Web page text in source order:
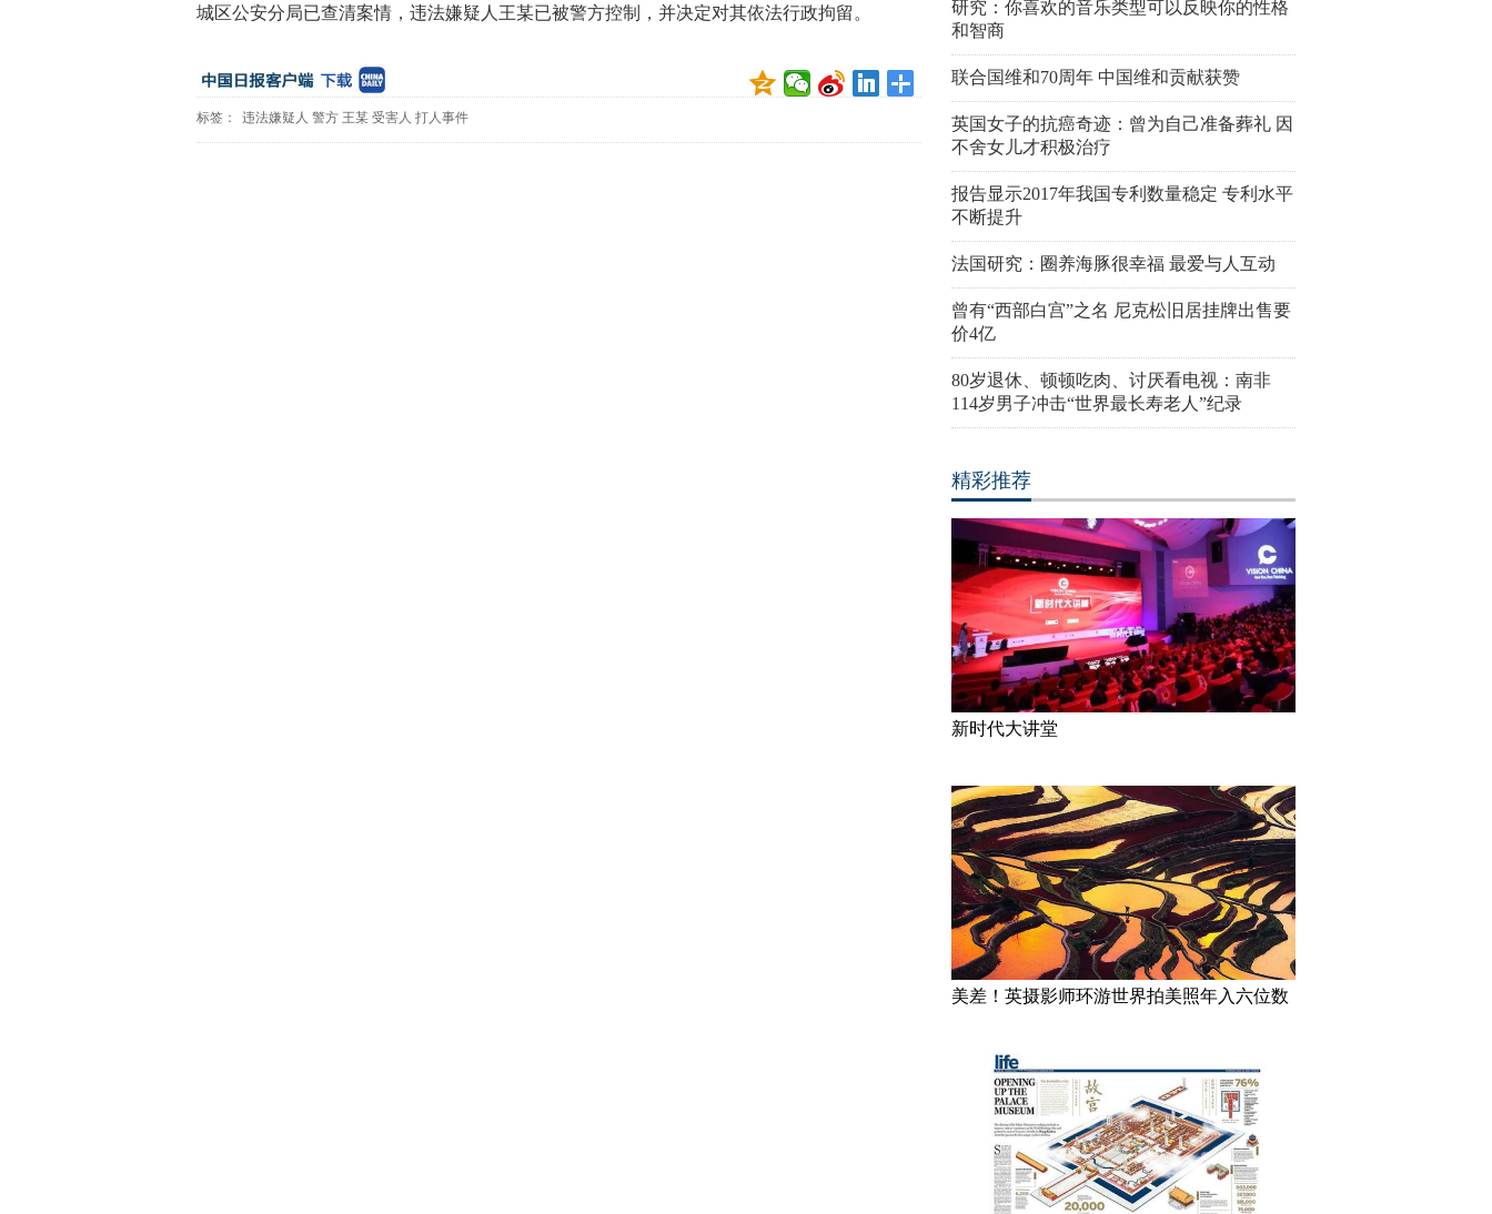
城区公安分局已查清案情，违法嫌疑人王某已被警方控制，并决定对其依法行政拘留。
标签： 违法嫌疑人 警方 王某 受害人 打人事件
研究：你喜欢的音乐类型可以反映你的性格
和智商
联合国维和70周年 中国维和贡献获赞
英国女子的抗癌奇迹：曾为自己准备葬礼 因
不舍女儿才积极治疗
报告显示2017年我国专利数量稳定 专利水平
不断提升
法国研究：圈养海豚很幸福 最爱与人互动
曾有“西部白宫”之名 尼克松旧居挂牌出售要
价4亿
80岁退休、顿顿吃肉、讨厌看电视：南非
114岁男子冲击“世界最长寿老人”纪录
精彩推荐
新时代大讲堂
美差！英摄影师环游世界拍美照年入六位数